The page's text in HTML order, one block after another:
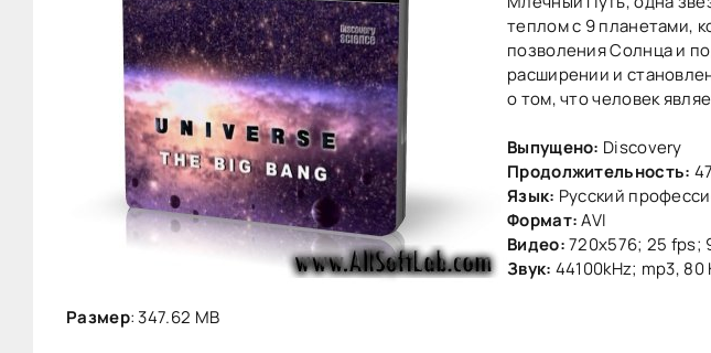
теплом с 9 планетами,
позволения Солнца и
расширении и
о том, что человек
Выпущено: Discovery
Продолжительность:
Язык: Русский
Формат:AVI
Видео:720x576; 25 fps;
Звук: 44100kHz; mp3, 80
Размер: 347.62 MB